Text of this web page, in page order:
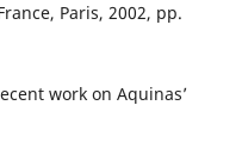
Paris, 2002, pp.
work on Aquinas’